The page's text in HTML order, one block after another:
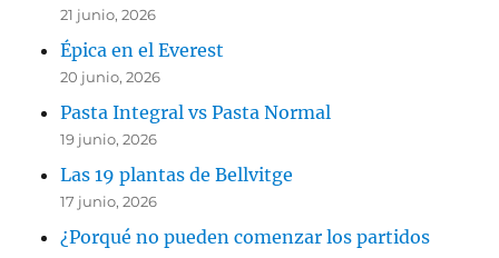
21 junio, 2026
Épica en el Everest
20 junio, 2026
Pasta Integral vs Pasta Normal
19 junio, 2026
Las 19 plantas de Bellvitge
17 junio, 2026
¿Porqué no pueden comenzar los partidos